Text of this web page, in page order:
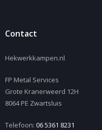
Contact
Hekwerkkampen.nl
FP Metal Services
Grote Kranerweerd 12H
8064 PE Zwartsluis
Telefoon: 06 5361 8231